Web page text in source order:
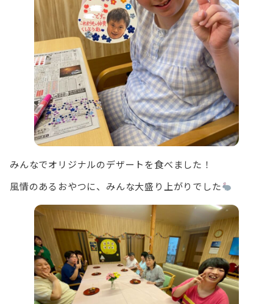
みんなでオリジナルのデザートを食べました！
風情のあるおやつに、みんな大盛り上がりでした